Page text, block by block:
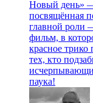
Новый день»
посвящённая
главной роли
фильм, в
красное трико
тех, кто
паука!